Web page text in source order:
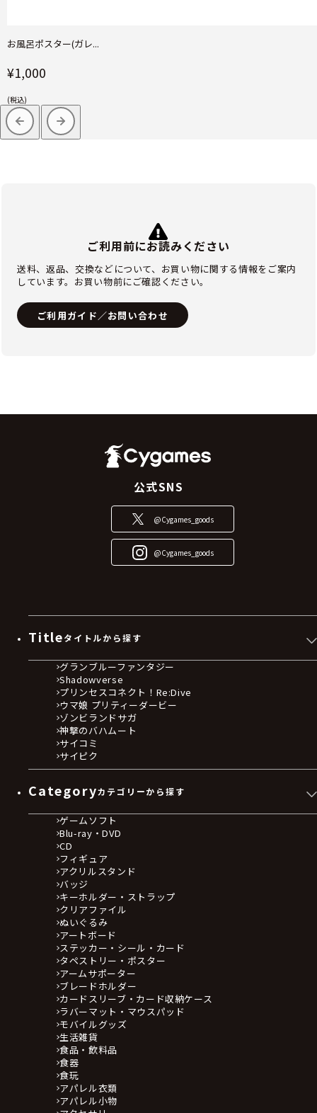
お風呂ポスター(ガレ...
¥1,000
(税込)
ご利用前にお読みください
送料、返品、交換などについて、お買い物に関する情報をご案内
しています。お買い物前にご確認ください。
ご利用ガイド／お問い合わせ
公式SNS
@Cygames_goods
@Cygames_goods
Titleタイトルから探す
グランブルーファンタジー
Shadowverse
プリンセスコネクト！Re:Dive
ウマ娘 プリティーダービー
ゾンビランドサガ
神撃のバハムート
サイコミ
サイピク
Categoryカテゴリーから探す
ゲームソフト
Blu-ray・DVD
CD
フィギュア
アクリルスタンド
バッジ
キーホルダー・ストラップ
クリアファイル
ぬいぐるみ
アートボード
ステッカー・シール・カード
タペストリー・ポスター
アームサポーター
ブレードホルダー
カードスリーブ・カード収納ケース
ラバーマット・マウスパッド
モバイルグッズ
生活雑貨
食品・飲料品
食器
食玩
アパレル衣類
アパレル小物